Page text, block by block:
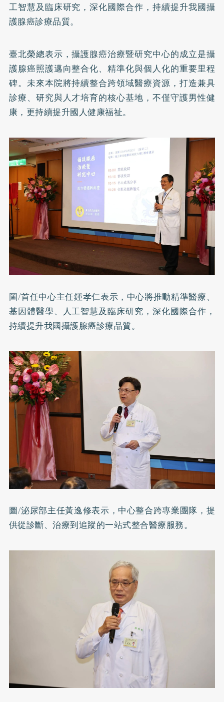
工智慧及臨床研究，深化國際合作，持續提升我國攝
護腺癌診療品質。
臺北榮總表示，攝護腺癌治療暨研究中心的成立是攝
護腺癌照護邁向整合化、精準化與個人化的重要里程
碑。未來本院將持續整合跨領域醫療資源，打造兼具
診療、研究與人才培育的核心基地，不僅守護男性健
康，更持續提升國人健康福祉。
圖/首任中心主任鍾孝仁表示，中心將推動精準醫療、
基因體醫學、人工智慧及臨床研究，深化國際合作，
持續提升我國攝護腺癌診療品質。
圖/泌尿部主任黃逸修表示，中心整合跨專業團隊，提
供從診斷、治療到追蹤的一站式整合醫療服務。